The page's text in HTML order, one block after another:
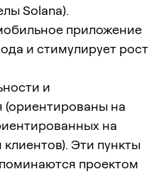
Solana).
приложение
и стимулирует рост
и
на
на
Эти пункты
проектом